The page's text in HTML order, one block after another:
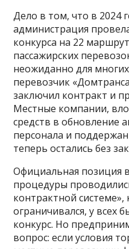
Дело в том, что в 2024
администрация
конкурса на 22
пассажирских
неожиданно для
перевозчик
заключил контракт и
Местные компании,
средств в обновление
персонала и
теперь остались без
Официальная позиция
процедуры
контрактной системе»,
ограничивался, у всех
конкурс. Но
вопрос: если условия